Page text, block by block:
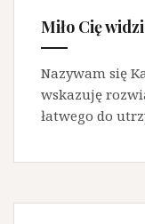
Miło Cię
Nazywam się
wskazuję
łatwego do